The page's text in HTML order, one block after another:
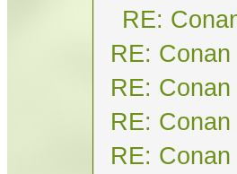
RE:
RE: Conan
RE: Conan
RE: Conan
RE: Conan